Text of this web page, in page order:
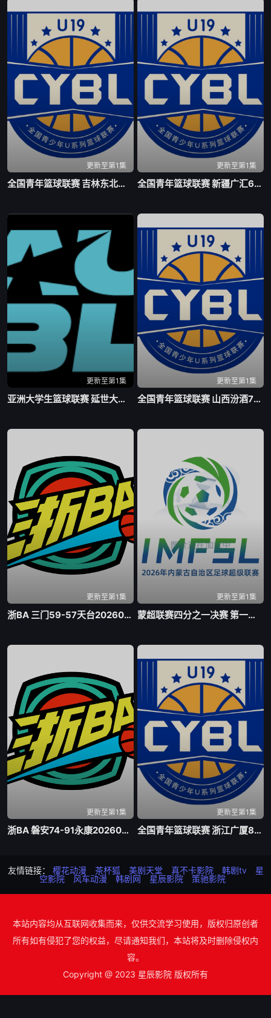
更新至第1集
全国青年篮球联赛 吉林东北虎75-63北京首钢20260805
更新至第1集
全国青年篮球联赛 新疆广汇60-88上海久事20260805
更新至第1集
亚洲大学生篮球联赛 延世大学VS北京大学20260804
更新至第1集
全国青年篮球联赛 山西汾酒78-73四川锦城20260805
更新至第1集
浙BA 三门59-57天台20260805
更新至第1集
蒙超联赛四分之一决赛 第一回合 乌兰察布队VS包头队20260804
更新至第1集
浙BA 磐安74-91永康20260805
更新至第1集
全国青年篮球联赛 浙江广厦81-70山东山高20260805
友情链接： 樱花动漫 茶杯狐 美剧天堂 真不卡影院 韩剧tv
星
空影院
风车动漫 韩剧网 星辰影院 策驰影院
本站内容均从互联网收集而来，仅供交流学习使用，版权归原创者
所有如有侵犯了您的权益，尽请通知我们，本站将及时删除侵权内
容。
Copyright @ 2023 星辰影院 版权所有